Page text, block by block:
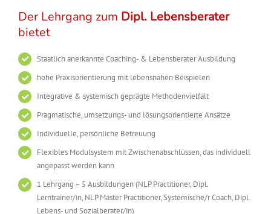
Der Lehrgang zum Dipl. Lebensberater
bietet
Staatlich anerkannte Coaching- & Lebensberater Ausbildung
hohe Praxisorientierung mit lebensnahen Beispielen
Integrative & systemisch geprägte Methodenvielfalt
Pragmatische, umsetzungs- und lösungsorientierte Ansätze
Individuelle, persönliche Betreuung
Flexibles Modulsystem mit Zwischenabschlüssen, das individuell
angepasst werden kann
1 Lehrgang – 5 Ausbildungen (NLP Practitioner, Dipl.
Lerntrainer/in, NLP Master Practitioner, Systemische/r Coach, Dipl.
Lebens- und Sozialberater/in)